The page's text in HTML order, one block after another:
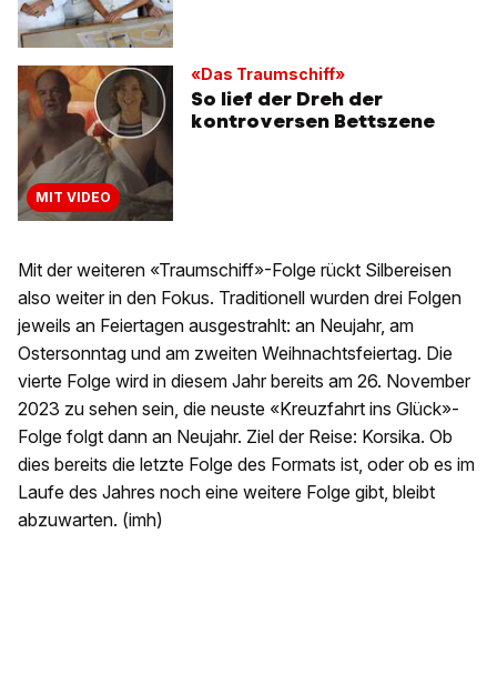
MIT VIDEO
«Das Traumschiff»
So lief der Dreh der
kontroversen Bettszene
Mit der weiteren «Traumschiff»-Folge rückt Silbereisen
also weiter in den Fokus. Traditionell wurden drei Folgen
jeweils an Feiertagen ausgestrahlt: an Neujahr, am
Ostersonntag und am zweiten Weihnachtsfeiertag. Die
vierte Folge wird in diesem Jahr bereits am 26. November
2023 zu sehen sein, die neuste «Kreuzfahrt ins Glück»-
Folge folgt dann an Neujahr. Ziel der Reise: Korsika. Ob
dies bereits die letzte Folge des Formats ist, oder ob es im
Laufe des Jahres noch eine weitere Folge gibt, bleibt
abzuwarten. (imh)